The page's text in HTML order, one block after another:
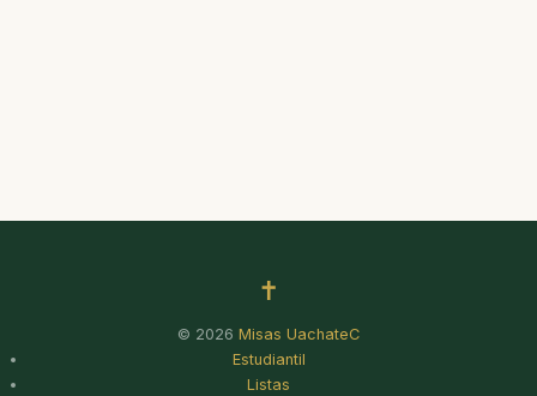
✝
© 2026 Misas UachateC
Estudiantil
Listas